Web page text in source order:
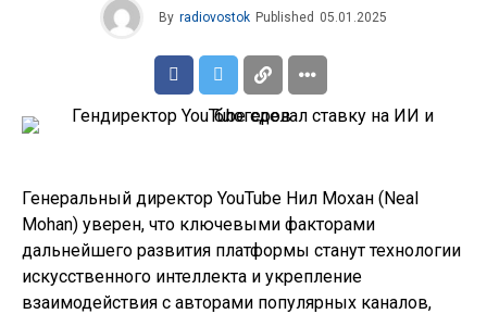
By radiovostok Published 05.01.2025
Генеральный директор YouTube Нил Мохан (Neal
Mohan) уверен, что ключевыми факторами
дальнейшего развития платформы станут технологии
искусственного интеллекта и укрепление
взаимодействия с авторами популярных каналов,